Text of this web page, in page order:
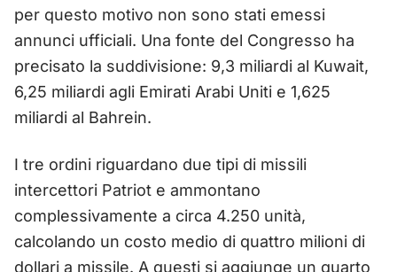
per questo motivo non sono stati emessi
annunci ufficiali. Una fonte del Congresso ha
precisato la suddivisione: 9,3 miliardi al Kuwait,
6,25 miliardi agli Emirati Arabi Uniti e 1,625
miliardi al Bahrein.
I tre ordini riguardano due tipi di missili
intercettori Patriot e ammontano
complessivamente a circa 4.250 unità,
calcolando un costo medio di quattro milioni di
dollari a missile. A questi si aggiunge un quarto